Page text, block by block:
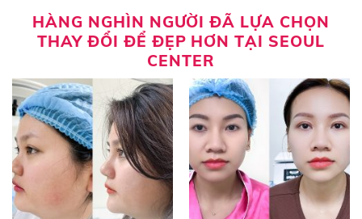
HÀNG NGHÌN NGƯỜI ĐÃ LỰA CHỌN
THAY ĐỔI ĐỂ ĐẸP HƠN TẠI SEOUL
CENTER